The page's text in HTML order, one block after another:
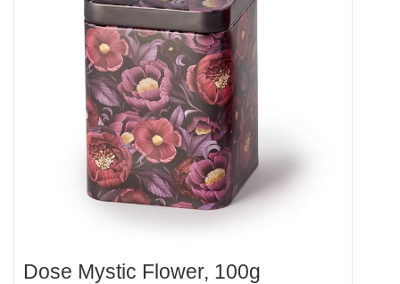
Dose Mystic Flower, 100g